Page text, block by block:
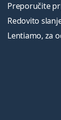
Preporučite
Redovito
Lentiamo, za